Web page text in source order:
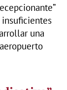
una